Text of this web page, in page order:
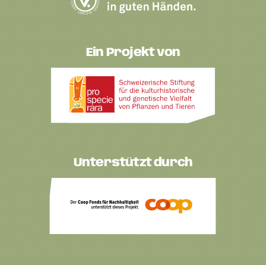
Ein Projekt von
Unterstützt durch